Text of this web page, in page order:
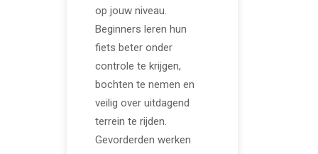
op jouw niveau.
Beginners leren hun
fiets beter onder
controle te krijgen,
bochten te nemen en
veilig over uitdagend
terrein te rijden.
Gevorderden werken